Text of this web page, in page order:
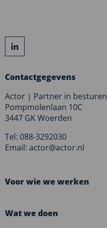
Ga
LinkedIn
Contactgegevens
Actor | Partner in besturen
Pompmolenlaan 10C
3447 GK Woerden
Tel: 088-3292030
Email: actor@actor.nl
Voor wie we werken
Wat we doen